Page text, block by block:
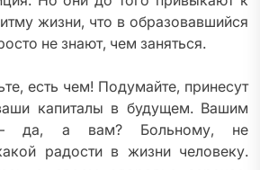
жизни, что в образовавшийся
не знают, чем заняться.
есть чем! Подумайте, принесут
капиталы в будущем. Вашим
– да, а вам? Больному, не
радости в жизни человеку.